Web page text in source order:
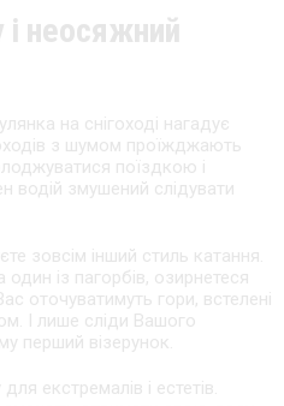
і неосяжний
на снігоході нагадує
з шумом проїжджають
поїздкою і
змушений слідувати
зовсім інший стиль катання.
один із пагорбів, озирнетеся
оточуватимуть гори, встелені
І лише сліди Вашого
перший візерунок.
екстремалів і естетів.